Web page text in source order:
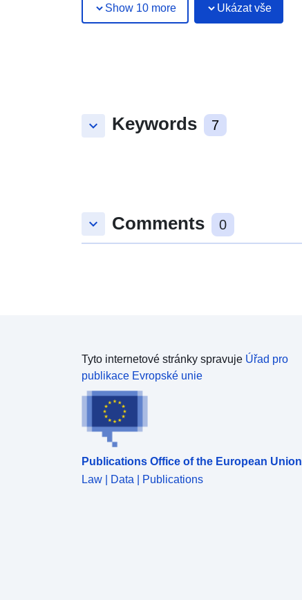
Show 10 more Ukázat vše
keyboard_arrow_down Keywords 7
keyboard_arrow_down Comments 0
Tyto internetové stránky spravuje Úřad pro
publikace Evropské unie
Publications Office of the European Union
Law | Data | Publications